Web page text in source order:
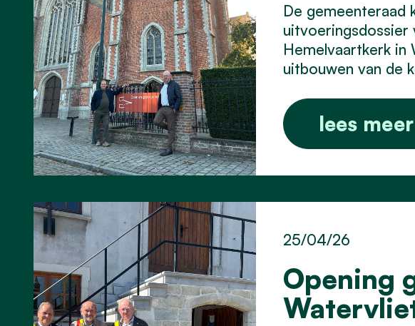
De gemeenteraad
uitvoeringsdossier
Hemelvaartkerk
uitbouwen van de
lees meer
Opening
25/04/26